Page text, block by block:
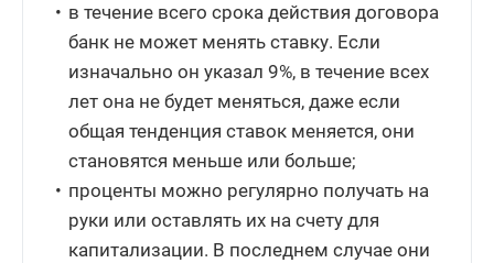
в течение всего срока действия договора
банк не может менять ставку. Если
изначально он указал 9%, в течение всех
лет она не будет меняться, даже если
общая тенденция ставок меняется, они
становятся меньше или больше;
проценты можно регулярно получать на
руки или оставлять их на счету для
капитализации. В последнем случае они